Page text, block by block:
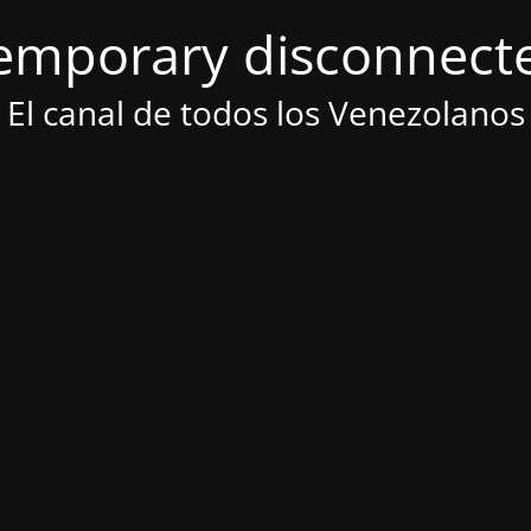
El canal de todos los Venezolanos